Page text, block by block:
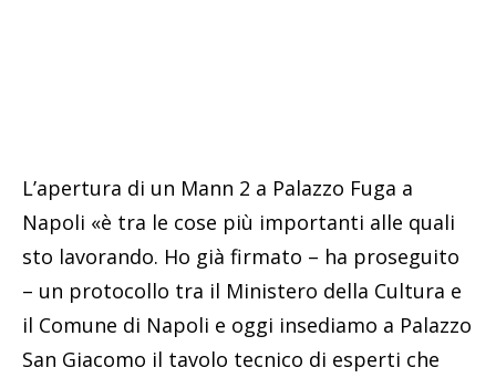
L’apertura di un Mann 2 a Palazzo Fuga a
Napoli «è tra le cose più importanti alle quali
sto lavorando. Ho già firmato – ha proseguito
– un protocollo tra il Ministero della Cultura e
il Comune di Napoli e oggi insediamo a Palazzo
San Giacomo il tavolo tecnico di esperti che